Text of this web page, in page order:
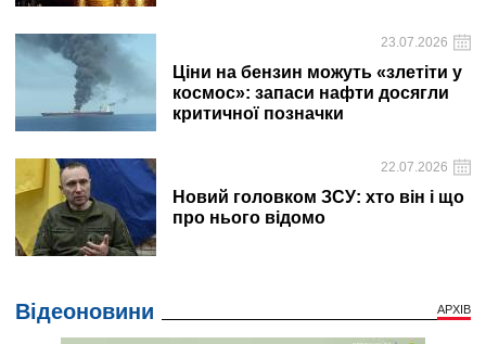
23.07.2026
Ціни на бензин можуть «злетіти у
космос»: запаси нафти досягли
критичної позначки
22.07.2026
Новий головком ЗСУ: хто він і що
про нього відомо
Відеоновини АРХІВ